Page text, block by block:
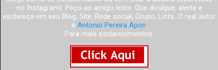
no Instagram). Peço ao amigo leitor. Que divulgue, alerte e
esclareça em seu Blog, Site, Rede social, Grupo, Lista...O real autor
é Antonio Pereira Apon.
Para mais esclarecimentos: